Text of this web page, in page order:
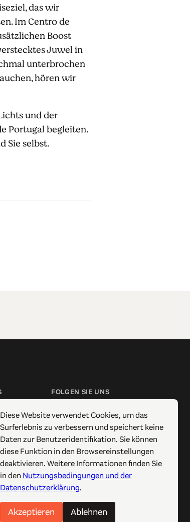
das wir
Im Centro de
Boost
Juwel in
unterbrochen
hören wir
und der
Portugal begleiten.
Sie selbst.
FOLGEN SIE UNS
Instagram
X / Twitter
Pinterest
YouTube
Diese Website verwendet Cookies, um das
Surferlebnis zu verbessern und speichert keine
Daten zur Benutzeridentifikation. Sie können
diese Funktion in den Browsereinstellungen
deaktivieren. Weitere Informationen finden Sie
in den Nutzungsbedingungen und der
Datenschutzerklärung.
Akzeptieren Ablehnen